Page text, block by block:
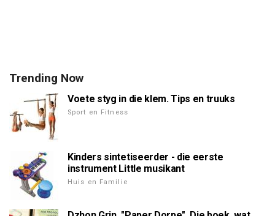
Trending Now
Voete styg in die klem. Tips en truuks
Sport en Fitness
Kinders sintetiseerder - die eerste
instrument Little musikant
Huis en Familie